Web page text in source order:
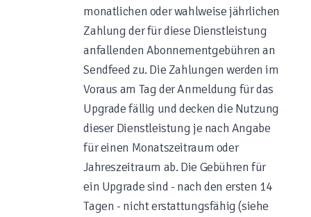
monatlichen oder wahlweise jährlichen
Zahlung der für diese Dienstleistung
anfallenden Abonnementgebühren an
Sendfeed zu. Die Zahlungen werden im
Voraus am Tag der Anmeldung für das
Upgrade fällig und decken die Nutzung
dieser Dienstleistung je nach Angabe
für einen Monatszeitraum oder
Jahreszeitraum ab. Die Gebühren für
ein Upgrade sind - nach den ersten 14
Tagen - nicht erstattungsfähig (siehe